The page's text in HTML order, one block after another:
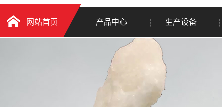
网站首页 产品中心 生产设备